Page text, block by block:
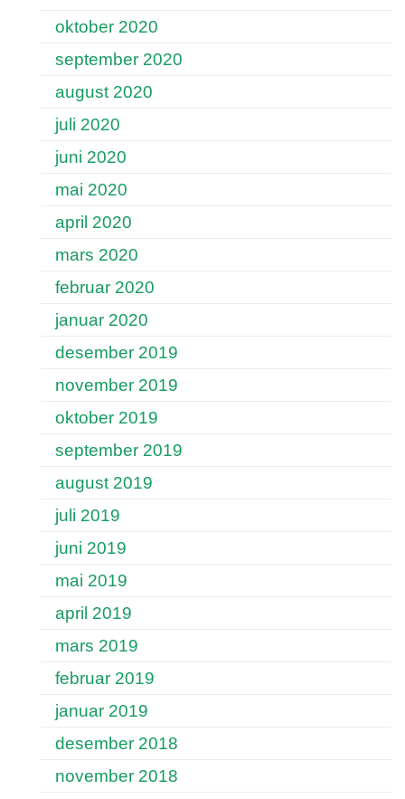
oktober 2020
september 2020
august 2020
juli 2020
juni 2020
mai 2020
april 2020
mars 2020
februar 2020
januar 2020
desember 2019
november 2019
oktober 2019
september 2019
august 2019
juli 2019
juni 2019
mai 2019
april 2019
mars 2019
februar 2019
januar 2019
desember 2018
november 2018